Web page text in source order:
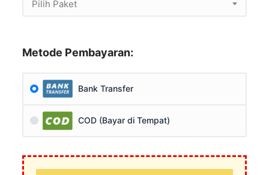
Pilih Paket
Metode Pembayaran:
Bank Transfer
COD (Bayar di Tempat)